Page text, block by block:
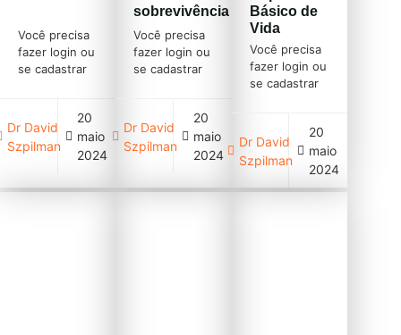
Você precisa
fazer login ou
se cadastrar
acima)
Dr David
Szpilman
20
maio
2024
sobrevivência
Você precisa
fazer login ou
se cadastrar
acima)
Dr David
Szpilman
20
maio
2024
Básico de
Vida
Você precisa
fazer login ou
se cadastrar
acima)
Dr David
Szpilman
20
maio
2024